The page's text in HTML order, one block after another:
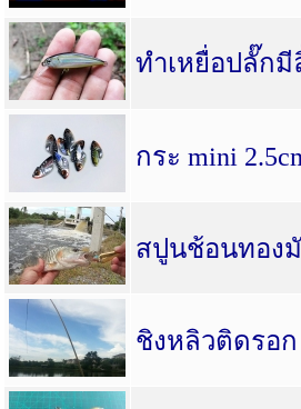
ทำเหยื่อปลั๊กมี
กระ mini
สปูนช้อนทอง
ชิงหลิวติดรอ